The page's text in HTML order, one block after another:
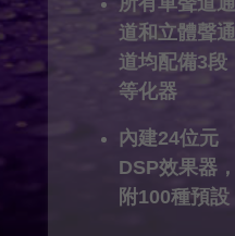
道和立體聲通
道均配備3段
等化器
內建24位元
DSP效果器，
附100種預設